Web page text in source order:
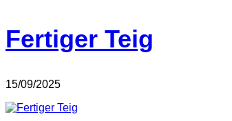
Fertiger Teig
15/09/2025